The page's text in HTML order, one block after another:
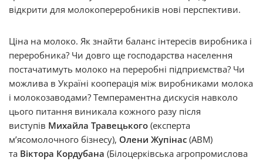
відкрити для молокопереробників нові перспективи.
Ціна на молоко. Як знайти баланс інтересів виробника і
переробника? Чи довго ще господарства населення
постачатимуть молоко на переробні підприємства? Чи
можлива в Україні кооперація між виробниками молока
і молокозаводами? Темпераментна дискусія навколо
цього питання виникала кожного разу після
виступів Михайла Травецького (експерта
м’ясомолочного бізнесу), Олени Жупінас (АВМ)
та Віктора Кордубана (Білоцерківська агропромислова